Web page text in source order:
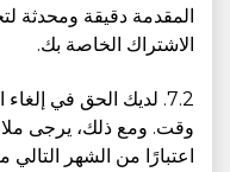
المقدمة دقيقة ومحدثة
الاشتراك الخاصة بك.
وقت. ومع ذلك، يرجى
اعتبارًا من الشهر